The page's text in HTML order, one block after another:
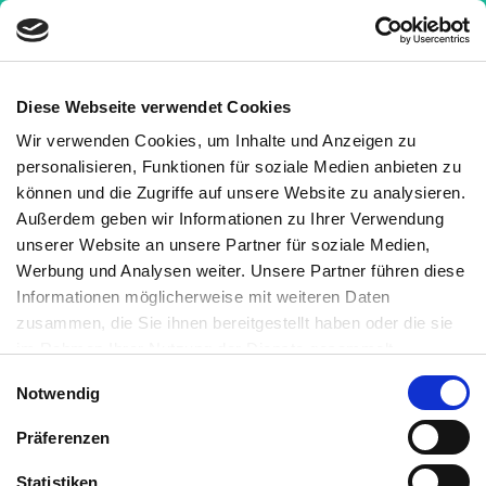
Diese Webseite verwendet Cookies
Wir verwenden Cookies, um Inhalte und Anzeigen zu
personalisieren, Funktionen für soziale Medien anbieten zu
können und die Zugriffe auf unsere Website zu analysieren.
Außerdem geben wir Informationen zu Ihrer Verwendung
unserer Website an unsere Partner für soziale Medien,
Werbung und Analysen weiter. Unsere Partner führen diese
Informationen möglicherweise mit weiteren Daten
zusammen, die Sie ihnen bereitgestellt haben oder die sie
haben. Sie können jederzeit die Cookie-Einstellungen
widerrufen oder ändern:
. Es befindet
sich auch ein Link in der Fußzeile zu den Einstellungen der
Cookies um diese jederzeit widerrufen oder ändern zu
können.
Notwendig
Präferenzen
Statistiken
Nachrichten »Starker Händedruck, starkes Gehirn
Starker Händedruck, starkes
Gehirn
6 Minuten Medizinisch geprüft